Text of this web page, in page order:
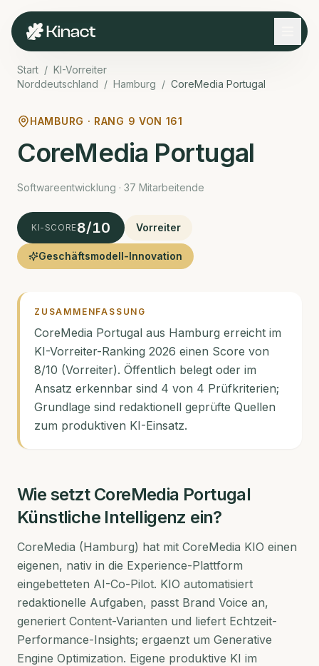
Start / KI-Vorreiter
Norddeutschland / Hamburg / CoreMedia Portugal
HAMBURG · RANG 9 VON 161
CoreMedia Portugal
Software­entwicklung · 37 Mitarbeitende
KI-SCORE8/10 Vorreiter
Geschäftsmodell-Innovation
ZUSAMMENFASSUNG
CoreMedia Portugal aus Hamburg erreicht im
KI-Vorreiter-Ranking 2026 einen Score von
8/10 (Vorreiter). Öffentlich belegt oder im
Ansatz erkennbar sind 4 von 4 Prüfkriterien;
Grundlage sind redaktionell geprüfte Quellen
zum produktiven KI-Einsatz.
Wie setzt CoreMedia Portugal
Künstliche Intelligenz ein?
CoreMedia (Hamburg) hat mit CoreMedia KIO einen
eigenen, nativ in die Experience-Plattform
eingebetteten AI-Co-Pilot. KIO automatisiert
redaktionelle Aufgaben, passt Brand Voice an,
generiert Content-Varianten und liefert Echtzeit-
Performance-Insights; ergaenzt um Generative
Engine Optimization. Eigene produktive KI im